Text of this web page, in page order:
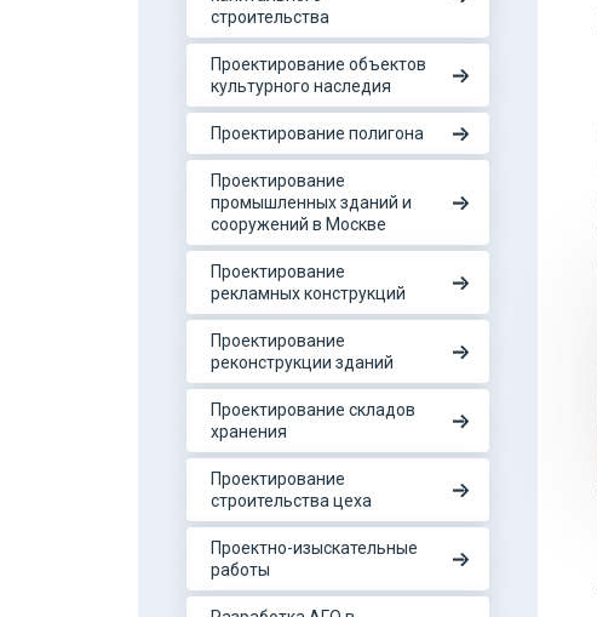
строительства
Проектирование объектов
культурного наследия
Проектирование полигона
Проектирование
промышленных зданий и
сооружений в Москве
Проектирование
рекламных конструкций
Проектирование
реконструкции зданий
Проектирование складов
хранения
Проектирование
строительства цеха
Проектно-изыскательные
работы